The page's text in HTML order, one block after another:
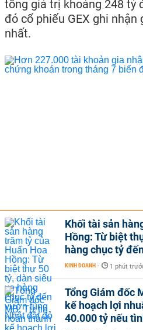
tổng giá trị khoảng 248 tỷ
đó cổ phiếu GEX ghi
nhất.
Khối tài sản
Hồng: Từ biệt
hàng chục tỷ
KINH DOANH - 1 phút
Tổng Giám đốc
kế hoạch lợi
40.000 tỷ nếu